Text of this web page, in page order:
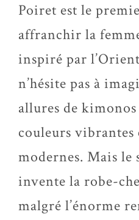
Poiret est le
affranchir la
inspiré par
n’hésite pas à
allures de
couleurs vibrantes
modernes. Mais le
invente la robe-
malgré l’énorme